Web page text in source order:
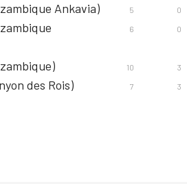
Ankavia) 5 0
6 0
10 3
des Rois) 7 3